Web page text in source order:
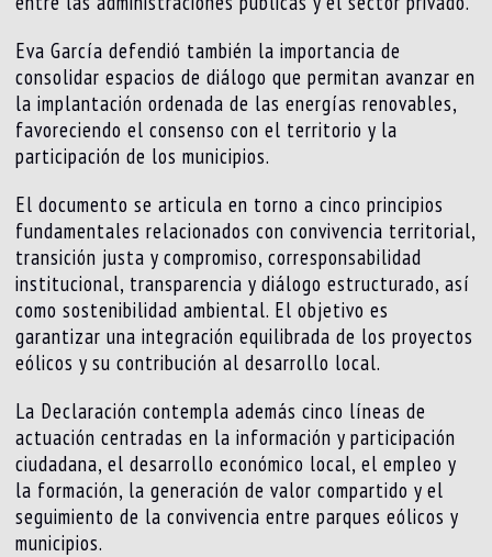
Eva García defendió también la importancia de
consolidar espacios de diálogo que permitan avanzar en
la implantación ordenada de las energías renovables,
favoreciendo el consenso con el territorio y la
participación de los municipios.
El documento se articula en torno a cinco principios
fundamentales relacionados con convivencia territorial,
transición justa y compromiso, corresponsabilidad
institucional, transparencia y diálogo estructurado, así
como sostenibilidad ambiental. El objetivo es
garantizar una integración equilibrada de los proyectos
eólicos y su contribución al desarrollo local.
La Declaración contempla además cinco líneas de
actuación centradas en la información y participación
ciudadana, el desarrollo económico local, el empleo y
la formación, la generación de valor compartido y el
seguimiento de la convivencia entre parques eólicos y
municipios.